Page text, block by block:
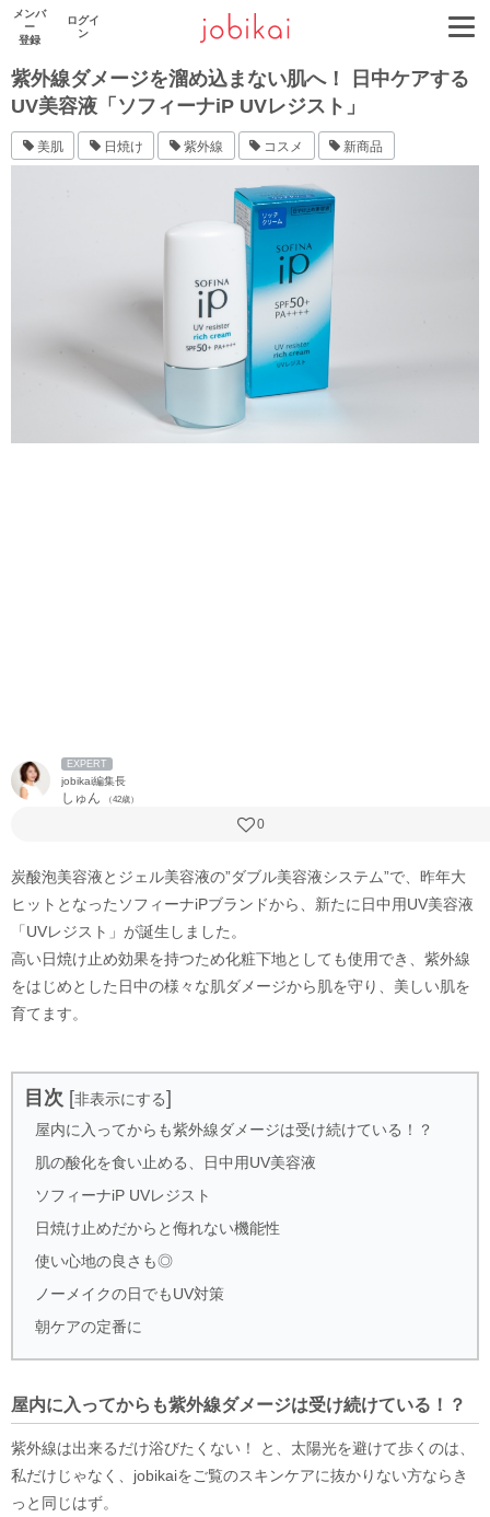
メンバ
ー
登録
ログイ
ン
紫外線ダメージを溜め込まない肌へ！ 日中ケアする
UV美容液「ソフィーナiP UVレジスト」
美肌 日焼け 紫外線 コスメ 新商品
EXPERT
jobikai編集長
しゅん （42歳）
0
炭酸泡美容液とジェル美容液の”ダブル美容液システム”で、昨年大
ヒットとなったソフィーナiPブランドから、新たに日中用UV美容液
「UVレジスト」が誕生しました。
高い日焼け止め効果を持つため化粧下地としても使用でき、紫外線
をはじめとした日中の様々な肌ダメージから肌を守り、美しい肌を
育てます。
目次 [非表示にする]
屋内に入ってからも紫外線ダメージは受け続けている！？
肌の酸化を食い止める、日中用UV美容液
ソフィーナiP UVレジスト
日焼け止めだからと侮れない機能性
使い心地の良さも◎
ノーメイクの日でもUV対策
朝ケアの定番に
屋内に入ってからも紫外線ダメージは受け続けている！？
紫外線は出来るだけ浴びたくない！ と、太陽光を避けて歩くのは、
私だけじゃなく、jobikaiをご覧のスキンケアに抜かりない方ならき
っと同じはず。